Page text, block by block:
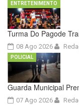
Turma Do Pagode
08 Ago 2026
ENTRETENIMENTO
Guarda Municipal
07 Ago 2026
POLICIAL